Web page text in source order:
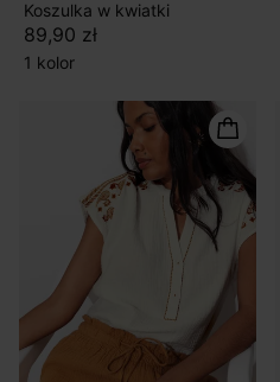
Koszulka w kwiatki
89,90 zł
1 kolor